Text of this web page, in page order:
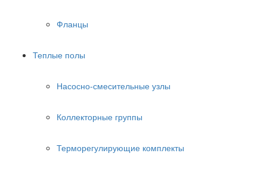
Фланцы
Теплые полы
Насосно-смесительные узлы
Коллекторные группы
Терморегулирующие комплекты